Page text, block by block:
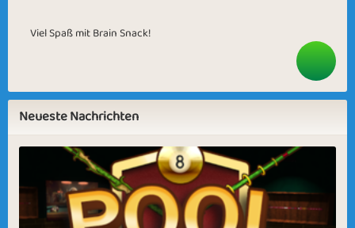
Viel Spaß mit Brain Snack!
Neueste Nachrichten